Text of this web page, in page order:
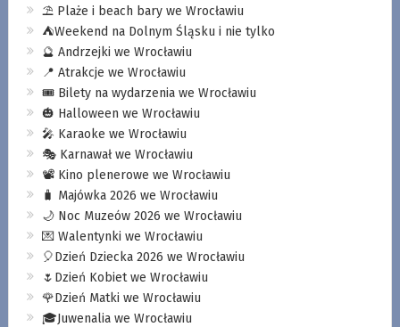
⛱️ Plaże i beach bary we Wrocławiu
⛺️Weekend na Dolnym Śląsku i nie tylko
🔮 Andrzejki we Wrocławiu
📍 Atrakcje we Wrocławiu
🎟️ Bilety na wydarzenia we Wrocławiu
🎃 Halloween we Wrocławiu
🎤 Karaoke we Wrocławiu
🎭 Karnawał we Wrocławiu
📽️ Kino plenerowe we Wrocławiu
🧳 Majówka 2026 we Wrocławiu
🌙 Noc Muzeów 2026 we Wrocławiu
💌 Walentynki we Wrocławiu
🎈Dzień Dziecka 2026 we Wrocławiu
🌷Dzień Kobiet we Wrocławiu
🌹Dzień Matki we Wrocławiu
🎓Juwenalia we Wrocławiu